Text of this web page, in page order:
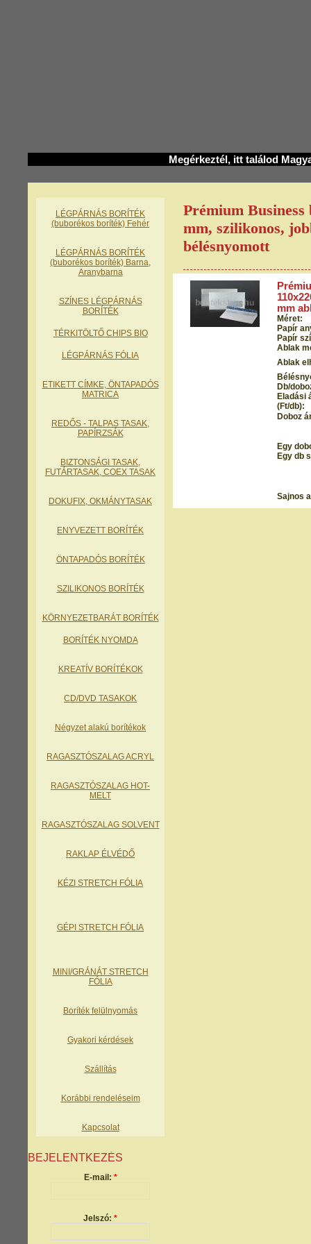
Megérkeztél, itt találod
LÉGPÁRNÁS BORÍTÉK
(buborékos boríték) Fehér
LÉGPÁRNÁS BORÍTÉK
(buborékos boríték) Barna,
Aranybarna
SZÍNES LÉGPÁRNÁS
BORÍTÉK
TÉRKITÖLTŐ CHIPS BIO
LÉGPÁRNÁS FÓLIA
ETIKETT CÍMKE, ÖNTAPADÓS
MATRICA
REDŐS - TALPAS TASAK,
PAPÍRZSÁK
BIZTONSÁGI TASAK,
FUTÁRTASAK, COEX TASAK
DOKUFIX, OKMÁNYTASAK
ENYVEZETT BORÍTÉK
ÖNTAPADÓS BORÍTÉK
SZILIKONOS BORÍTÉK
KÖRNYEZETBARÁT BORÍTÉK
BORÍTÉK NYOMDA
KREATÍV BORÍTÉKOK
CD/DVD TASAKOK
Négyzet alakú borítékok
RAGASZTÓSZALAG ACRYL
RAGASZTÓSZALAG HOT-
MELT
RAGASZTÓSZALAG SOLVENT
RAKLAP ÉLVÉDŐ
KÉZI STRETCH FÓLIA
GÉPI STRETCH FÓLIA
MINI/GRÁNÁT STRETCH
FÓLIA
Boríték felülnyomás
Gyakori kérdések
Szállítás
Korábbi rendeléseim
Kapcsolat
BEJELENTKEZÉS
E-mail: *
Jelszó: *
Prémium
mm, szilikonos,
bélésnyomott
mm
Méret:
Papír
Papír
Ablak
Ablak
Db/
Eladási
(Ft/db):
Doboz
Egy
Egy db
Sajnos